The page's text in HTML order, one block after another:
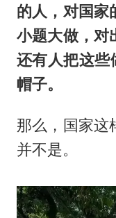
的人，对国家
小题大做，对
还有人把这些
帽子。
那么，国家这
并不是。